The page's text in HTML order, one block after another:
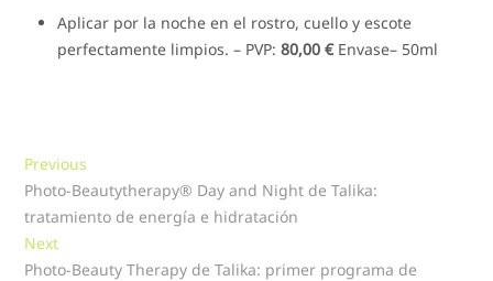
Aplicar por la noche en el rostro, cuello y escote
perfectamente limpios. – PVP:80,00 €Envase– 50ml
Navegación
de
entradas
Previous
post:
Photo-Beautytherapy® Day and Night de Talika:
tratamiento de energía e hidratación
NextNext
post:
Photo-Beauty Therapy de Talika: primer programa de